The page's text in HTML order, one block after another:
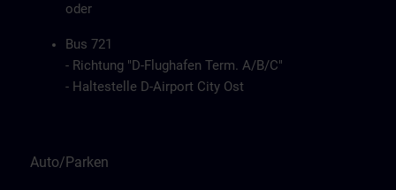
oder
Bus 721
- Richtung "D-Flughafen Term. A/B/C"
- Haltestelle D-Airport City Ost
Auto/Parken